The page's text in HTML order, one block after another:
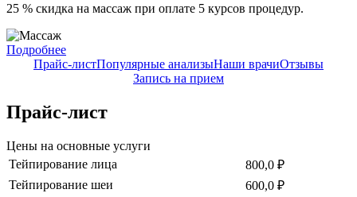
25 % скидка на массаж при оплате 5 курсов процедур.
Подробнее
Прайс-листПопулярные анализыНаши врачиОтзывы
Запись на прием
Прайс-лист
Цены на основные услуги
Тейпирование лица
800,0 ₽
Тейпирование шеи
600,0 ₽